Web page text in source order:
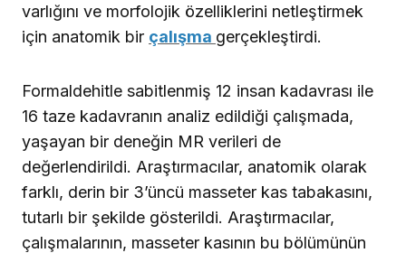
varlığını ve morfolojik özelliklerini netleştirmek
için anatomik bir çalışma gerçekleştirdi.
Formaldehitle sabitlenmiş 12 insan kadavrası ile
16 taze kadavranın analiz edildiği çalışmada,
yaşayan bir deneğin MR verileri de
değerlendirildi. Araştırmacılar, anatomik olarak
farklı, derin bir 3’üncü masseter kas tabakasını,
tutarlı bir şekilde gösterildi. Araştırmacılar,
çalışmalarının, masseter kasının bu bölümünün